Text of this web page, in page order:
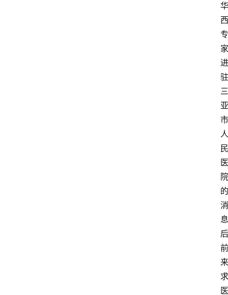
华
西
专
家
进
驻
三
亚
市
人
民
医
院
的
消
息
后
前
来
求
医